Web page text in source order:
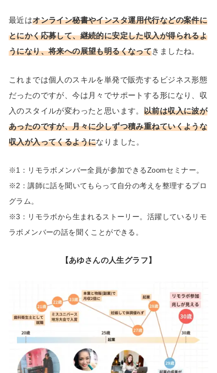
最近はオンライン秘書やインスタ運用代行などの案件に
とにかく応募して、継続的に安定した収入が得られるよ
うになり、将来への展望も明るくなってきましたね。
これまでは個人のスキルを単発で販売するビジネス形態
だったのですが、今は月々でサポートする形になり、収
入のスタイルが変わったと思います。 以前は収入に波が
あったのですが、月々に少しずつ積み重ねていくような
収入が入ってくるようになりました。
※1：リモラボメンバー全員が参加できるZoomセミナー。
※2：講師に話を聞いてもらって自分の考えを整理するプロ
グラム。
※3：リモラボから生まれるストーリー。活躍しているリモ
ラボメンバーの話を聞くことができる。
【あゆさんの人生グラフ】